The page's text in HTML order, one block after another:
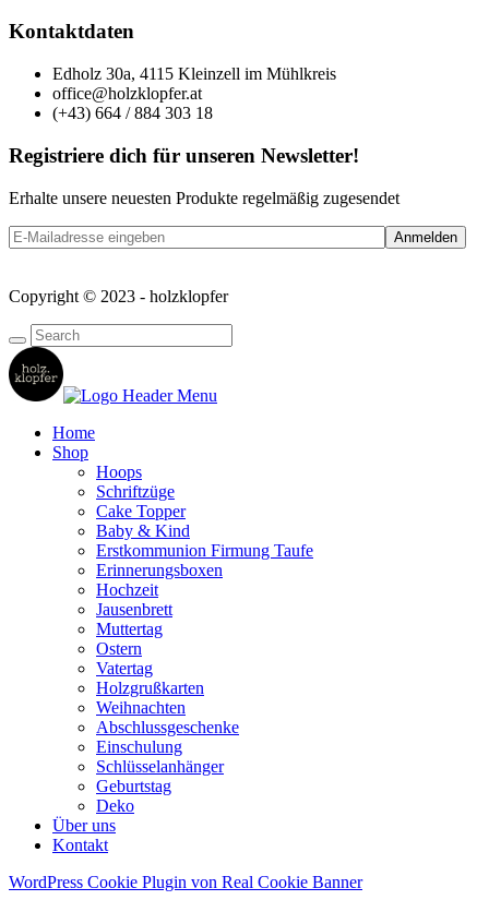
Kontaktdaten
Edholz 30a, 4115 Kleinzell im Mühlkreis
office@holzklopfer.at
(+43) 664 / 884 303 18
Registriere dich für unseren Newsletter!
Erhalte unsere neuesten Produkte regelmäßig zugesendet
Copyright © 2023 - holzklopfer
Home
Shop
Hoops
Schriftzüge
Cake Topper
Baby & Kind
Erstkommunion Firmung Taufe
Erinnerungsboxen
Hochzeit
Jausenbrett
Muttertag
Ostern
Vatertag
Holzgrußkarten
Weihnachten
Abschlussgeschenke
Einschulung
Schlüsselanhänger
Geburtstag
Deko
Über uns
Kontakt
WordPress Cookie Plugin von Real Cookie Banner